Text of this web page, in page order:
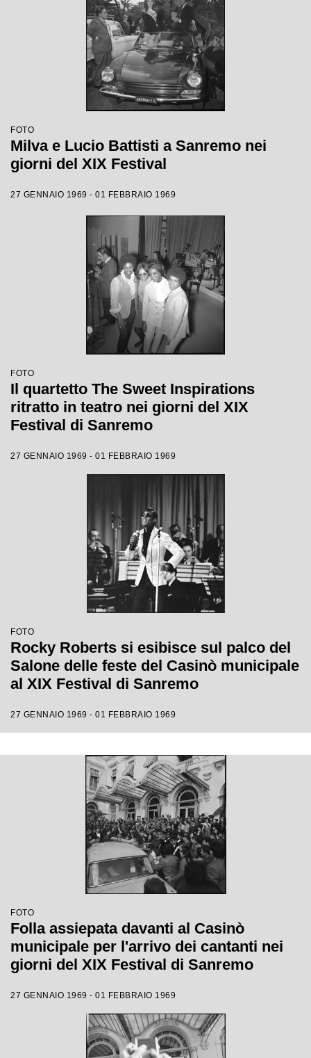
FOTO
Milva e Lucio Battisti a Sanremo nei
giorni del XIX Festival
27 GENNAIO 1969 - 01 FEBBRAIO 1969
FOTO
Il quartetto The Sweet Inspirations
ritratto in teatro nei giorni del XIX
Festival di Sanremo
27 GENNAIO 1969 - 01 FEBBRAIO 1969
FOTO
Rocky Roberts si esibisce sul palco del
Salone delle feste del Casinò municipale
al XIX Festival di Sanremo
27 GENNAIO 1969 - 01 FEBBRAIO 1969
FOTO
Folla assiepata davanti al Casinò
municipale per l'arrivo dei cantanti nei
giorni del XIX Festival di Sanremo
27 GENNAIO 1969 - 01 FEBBRAIO 1969